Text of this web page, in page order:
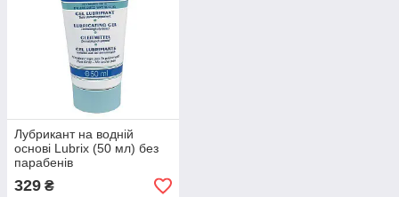
Лубрикант на водній
основі Lubrix (50 мл) без
парабенів
329 ₴